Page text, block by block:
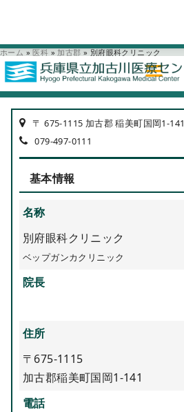
ホーム » 医科 » 加古郡 » 別府眼科クリニック
〒 675-1115 加古郡 稲美町国岡1-141
079-497-0111
基本情報
名称
別府眼科クリニック
ベップガンカクリニック
院長
住所
〒675-1115
加古郡稲美町国岡1-141
電話